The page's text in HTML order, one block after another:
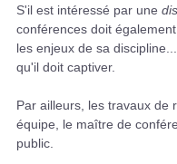
S'il est intéressé par une
conférences doit
les enjeux de sa
qu'il doit captiver.
Par ailleurs, les travaux de
équipe, le maître de
public.